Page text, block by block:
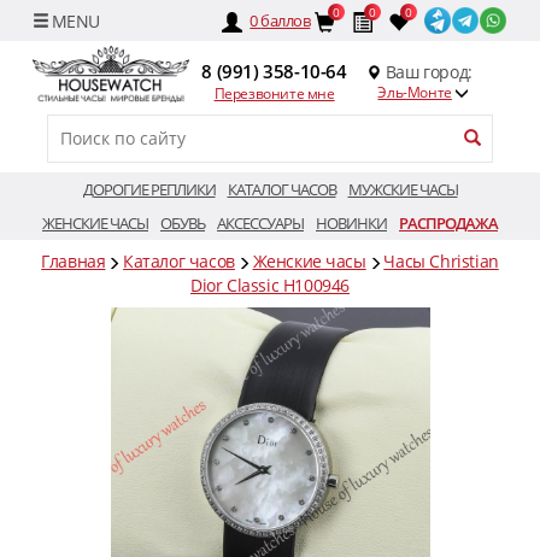
0баллов 0 0 0
8 (991) 358-10-64
Перезвоните мне
Ваш город:
Эль-Монте
ДОРОГИЕ РЕПЛИКИ КАТАЛОГ ЧАСОВ
МУЖСКИЕ ЧАСЫ
ЖЕНСКИЕ ЧАСЫ ОБУВЬ АКСЕССУАРЫ НОВИНКИ РАСПРОДАЖА
Главная Каталог часов Женские часы
Часы Christian
Dior Classic H100946